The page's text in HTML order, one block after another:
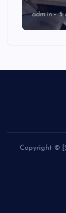
admin 5
Copyright ©